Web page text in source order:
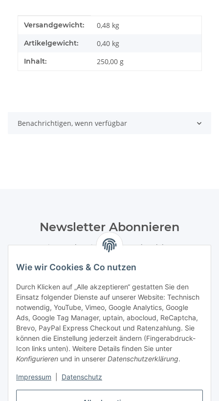
Wie wir Cookies & Co nutzen
Durch Klicken auf „Alle akzeptieren“ gestatten Sie den
Einsatz folgender Dienste auf unserer Website: Technisch
notwendig, YouTube, Vimeo, Google Analytics, Google
Ads, Google Tag Manager, uptain, abocloud, ReCaptcha,
Brevo, PayPal Express Checkout und Ratenzahlung. Sie
können die Einstellung jederzeit ändern (Fingerabdruck-
Icon links unten). Weitere Details finden Sie unter
Konfigurieren und in unserer Datenschutzerklärung.
Impressum Datenschutz
Produkteigenschaft
Wert
Versandgewicht: 0,48 kg
Artikelgewicht: 0,40 kg
Inhalt: 250,00 g
Benachrichtigen, wenn verfügbar
Newsletter Abonnieren
Bitte senden Sie mir entsprechend Ihrer
Informationen zu Ihrem Produktsortiment per E-Mail zu.
Abonnieren
Newsletter Abonnieren
Gesetzliche Informationen
Informationen
Vertrag widerrufen